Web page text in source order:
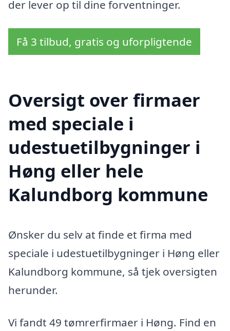
der lever op til dine forventninger.
Få 3 tilbud, gratis og uforpligtende
Oversigt over firmaer
med speciale i
udestuetilbygninger i
Høng eller hele
Kalundborg kommune
Ønsker du selv at finde et firma med
speciale i udestuetilbygninger i Høng eller
Kalundborg kommune, så tjek oversigten
herunder.
Vi fandt 49 tømrerfirmaer i Høng. Find en